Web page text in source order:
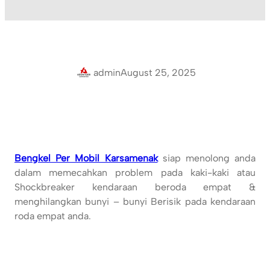
adminAugust 25, 2025
Bengkel Per Mobil Karsamenaksiap menolong anda
dalam memecahkan problem pada kaki-kaki atau
Shockbreaker kendaraan beroda empat &
menghilangkan bunyi – bunyi Berisik pada kendaraan
roda empat anda.